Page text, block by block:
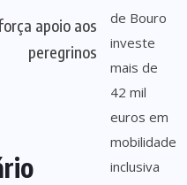
apoio aos
peregrinos